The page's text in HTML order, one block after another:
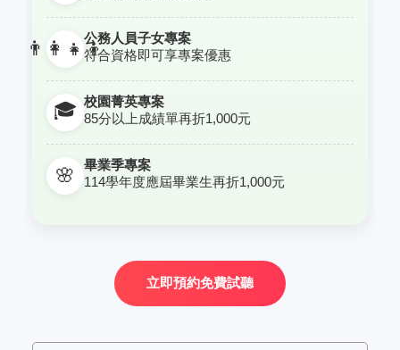
👨‍👩‍👧‍👦公務人員子女專案
符合資格即可享專案優惠
🎓 校園菁英專案
85分以上成績單再折1,000元
🌸
畢業季專案
114學年度應屆畢業生再折1,000元
立即預約免費試聽